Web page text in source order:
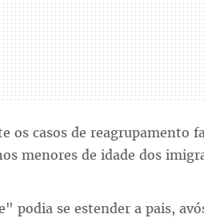
os casos de reagrupamento
menores de idade dos
podia se estender a pais,